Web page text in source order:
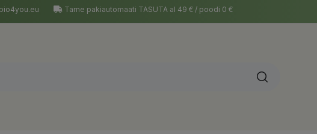
Tarne pakiautomaati TASUTA al 49 € / poodi 0 €